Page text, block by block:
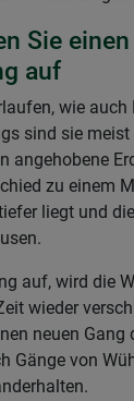
Sie einen
auf
wie
sind sie
angehobene
zu einem
liegt und
auf, wird die
wieder
neuen Gang
Gänge von